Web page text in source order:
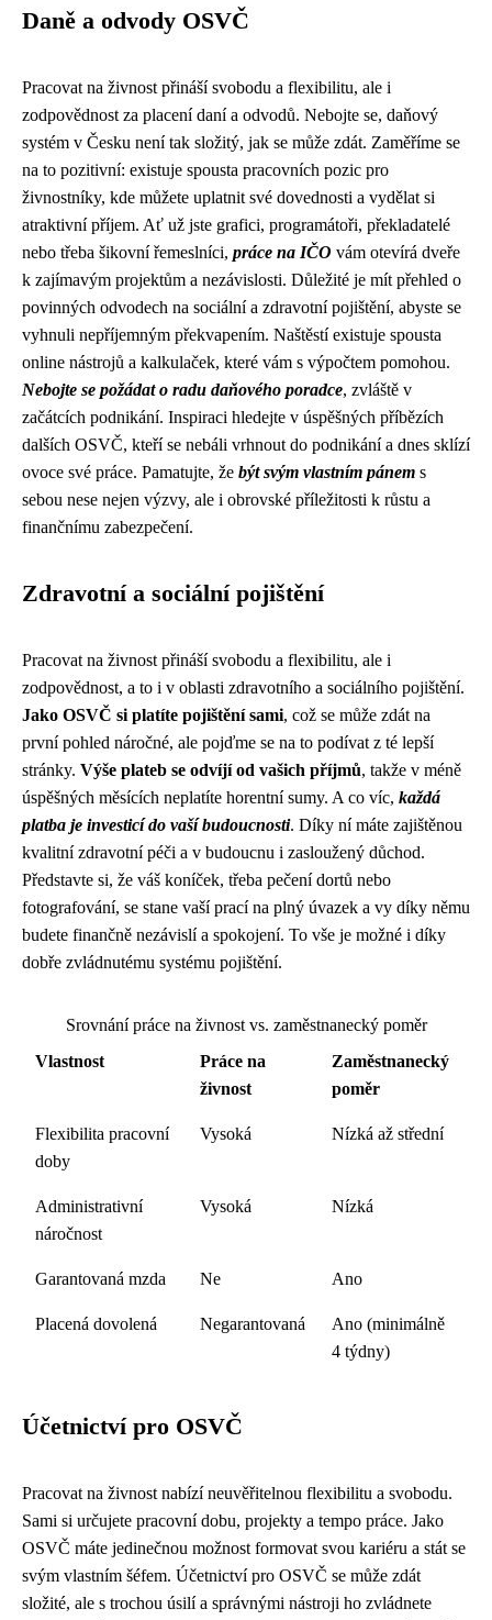
Daně a odvody OSVČ
Pracovat na živnost přináší svobodu a flexibilitu, ale i
zodpovědnost za placení daní a odvodů. Nebojte se, daňový
systém v Česku není tak složitý, jak se může zdát. Zaměříme se
na to pozitivní: existuje spousta pracovních pozic pro
živnostníky, kde můžete uplatnit své dovednosti a vydělat si
atraktivní příjem. Ať už jste grafici, programátoři, překladatelé
nebo třeba šikovní řemeslníci, práce na IČO vám otevírá dveře
k zajímavým projektům a nezávislosti. Důležité je mít přehled o
povinných odvodech na sociální a zdravotní pojištění, abyste se
vyhnuli nepříjemným překvapením. Naštěstí existuje spousta
online nástrojů a kalkulaček, které vám s výpočtem pomohou.
Nebojte se požádat o radu daňového poradce, zvláště v
začátcích podnikání. Inspiraci hledejte v úspěšných příbězích
dalších OSVČ, kteří se nebáli vrhnout do podnikání a dnes sklízí
ovoce své práce. Pamatujte, že být svým vlastním pánem s
sebou nese nejen výzvy, ale i obrovské příležitosti k růstu a
finančnímu zabezpečení.
Zdravotní a sociální pojištění
Pracovat na živnost přináší svobodu a flexibilitu, ale i
zodpovědnost, a to i v oblasti zdravotního a sociálního pojištění.
Jako OSVČ si platíte pojištění sami, což se může zdát na
první pohled náročné, ale pojďme se na to podívat z té lepší
stránky. Výše plateb se odvíjí od vašich příjmů, takže v méně
úspěšných měsících neplatíte horentní sumy. A co víc, každá
platba je investicí do vaší budoucnosti. Díky ní máte zajištěnou
kvalitní zdravotní péči a v budoucnu i zasloužený důchod.
Představte si, že váš koníček, třeba pečení dortů nebo
fotografování, se stane vaší prací na plný úvazek a vy díky němu
budete finančně nezávislí a spokojení. To vše je možné i díky
dobře zvládnutému systému pojištění.
Srovnání práce na živnost vs. zaměstnanecký poměr
Vlastnost
Práce na
živnost
Zaměstnanecký
poměr
Flexibilita pracovní
doby
Vysoká Nízká až střední
Administrativní
náročnost
Vysoká Nízká
Garantovaná mzda Ne Ano
Placená dovolená Negarantovaná
Ano (minimálně
4 týdny)
Účetnictví pro OSVČ
Pracovat na živnost nabízí neuvěřitelnou flexibilitu a svobodu.
Sami si určujete pracovní dobu, projekty a tempo práce. Jako
OSVČ máte jedinečnou možnost formovat svou kariéru a stát se
svým vlastním šéfem. Účetnictví pro OSVČ se může zdát
složité, ale s trochou úsilí a správnými nástroji ho zvládnete